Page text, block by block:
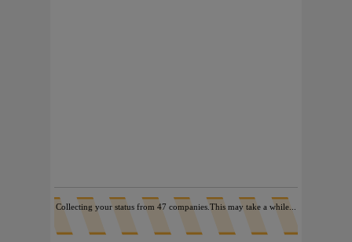
Collecting your status from 32 companies.This may take a while...